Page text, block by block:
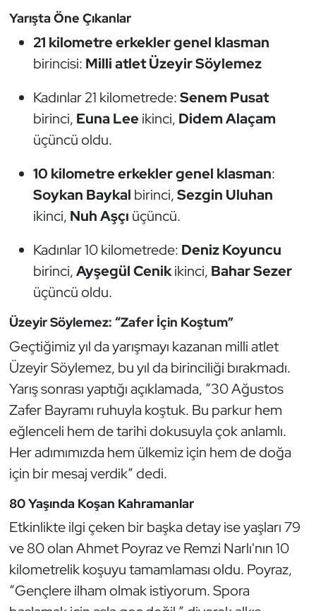
Yarışta Öne Çıkanlar
21 kilometre erkekler genel klasman
birincisi: Milli atlet Üzeyir Söylemez
Kadınlar 21 kilometrede:Senem Pusat
birinci, Euna Lee ikinci, Didem Alaçam
üçüncü oldu.
10 kilometre erkekler genel klasman:
Soykan Baykal birinci,Sezgin Uluhan
ikinci, Nuh Aşçı üçüncü.
Kadınlar 10 kilometrede: Deniz Koyuncu
birinci,Ayşegül Cenikikinci, Bahar Sezer
üçüncü oldu.
Üzeyir Söylemez: “Zafer İçin Koştum”
Geçtiğimiz yıl da yarışmayı kazanan milli atlet
Üzeyir Söylemez, bu yıl da birinciliği bırakmadı.
Yarış sonrası yaptığı açıklamada, “30 Ağustos
Zafer Bayramı ruhuyla koştuk. Bu parkur hem
eğlenceli hem de tarihi dokusuyla çok anlamlı.
Her adımımızda hem ülkemiz için hem de doğa
için bir mesaj verdik” dedi.
80 Yaşında Koşan Kahramanlar
Etkinlikte ilgi çeken bir başka detay ise yaşları 79
ve 80 olan Ahmet Poyraz ve Remzi Narlı'nın 10
kilometrelik koşuyu tamamlaması oldu. Poyraz,
“Gençlere ilham olmak istiyorum. Spora
Kick Boks
Kürek
Masa Tenisi
Modern Pentatlon
Motor Sporları
Muay Thai
Okçuluk
Optimist
Oryantiring
Özel Sporcular
Paralimpik
Ragbi
Satranç
Su Topu
Sualtı Sporları
Tekvando
Tenis